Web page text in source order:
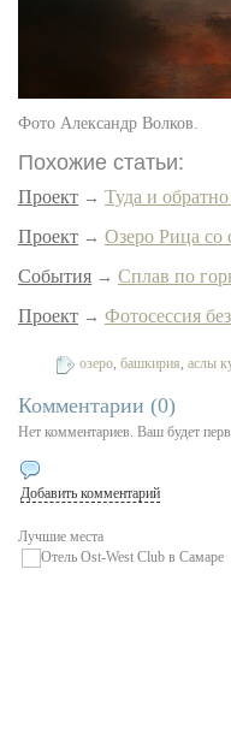
Фото Александр Волков.
Похожие статьи:
Проект → Туда и
Проект → Озеро Рица со
События → Сплав по
Проект → Фотосессия
озеро,башкирия,аслы
Комментарии (0)
Нет комментариев. Ваш будет
Добавить комментарий
Лучшие места